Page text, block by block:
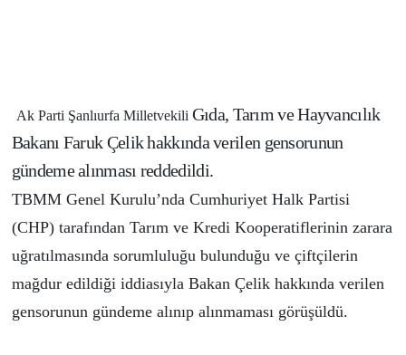
Ak Parti Şanlıurfa Milletvekili Gıda, Tarım ve Hayvancılık
Bakanı Faruk Çelik hakkında verilen gensorunun
gündeme alınması reddedildi.
TBMM Genel Kurulu’nda Cumhuriyet Halk Partisi
(CHP) tarafından Tarım ve Kredi Kooperatiflerinin zarara
uğratılmasında sorumluluğu bulunduğu ve çiftçilerin
mağdur edildiği iddiasıyla Bakan Çelik hakkında verilen
gensorunun gündeme alınıp alınmaması görüşüldü.